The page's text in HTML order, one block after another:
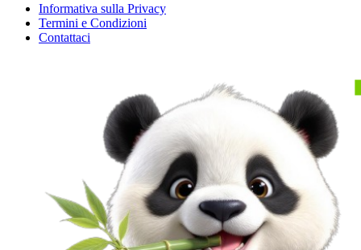
Informativa sulla Privacy
Termini e Condizioni
Contattaci